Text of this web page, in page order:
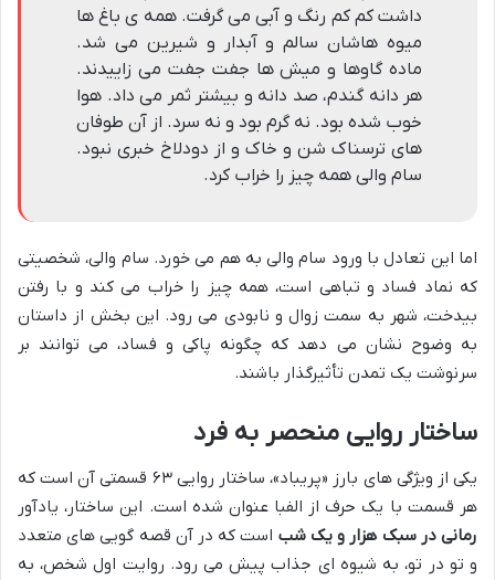
داشت کم کم رنگ و آبی می گرفت. همه ی باغ ها
میوه هاشان سالم و آبدار و شیرین می شد.
ماده گاوها و میش ها جفت جفت می زاییدند.
هر دانه گندم، صد دانه و بیشتر ثمر می داد. هوا
خوب شده بود. نه گرم بود و نه سرد. از آن طوفان
های ترسناک شن و خاک و از دودلاخ خبری نبود.
سام والی همه چیز را خراب کرد.
اما این تعادل با ورود سام والی به هم می خورد. سام والی، شخصیتی
که نماد فساد و تباهی است، همه چیز را خراب می کند و با رفتن
بیدخت، شهر به سمت زوال و نابودی می رود. این بخش از داستان
به وضوح نشان می دهد که چگونه پاکی و فساد، می توانند بر
سرنوشت یک تمدن تأثیرگذار باشند.
ساختار روایی منحصر به فرد
یکی از ویژگی های بارز «پریباد»، ساختار روایی ۶۳ قسمتی آن است که
هر قسمت با یک حرف از الفبا عنوان شده است. این ساختار، یادآور
رمانی در سبک هزار و یک شب است که در آن قصه گویی های متعدد
و تو در تو، به شیوه ای جذاب پیش می رود. روایت اول شخص، به